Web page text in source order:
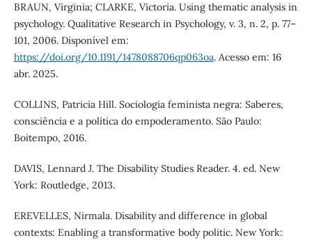
BRAUN, Virginia; CLARKE, Victoria. Using thematic analysis in
psychology. Qualitative Research in Psychology, v. 3, n. 2, p. 77–
101, 2006. Disponível em:
https://doi.org/10.1191/1478088706qp063oa. Acesso em: 16
abr. 2025.
COLLINS, Patricia Hill. Sociologia feminista negra: Saberes,
consciência e a política do empoderamento. São Paulo:
Boitempo, 2016.
DAVIS, Lennard J. The Disability Studies Reader. 4. ed. New
York: Routledge, 2013.
EREVELLES, Nirmala. Disability and difference in global
contexts: Enabling a transformative body politic. New York: